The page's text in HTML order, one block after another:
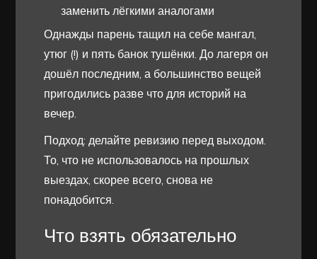
заменить лёгкими аналогами
Однажды парень тащил на себе мангал,
утюг (!) и пять банок тушёнки. До лагеря он
дошёл последним, а большинство вещей
пригодились разве что для историй на
вечер.
Подход: делайте ревизию перед выходом.
То, что не использовалось на прошлых
выездах, скорее всего, снова не
понадобится.
Что взять обязательно